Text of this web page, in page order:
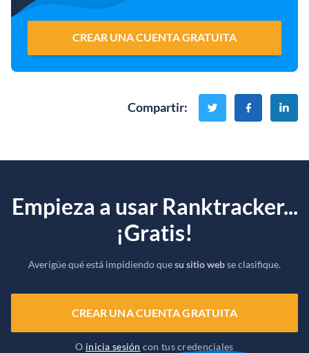
CREAR UNA CUENTA GRATUITA
Compartir:
Empieza a usar Ranktracker...
¡Gratis!
Averigüe qué está impidiendo quesu sitio webse clasifique.
CREAR UNA CUENTA GRATUITA
O inicia sesión con tus credenciales